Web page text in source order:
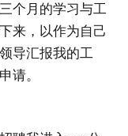
个月的学习与工
来，以作为自己
导汇报我的工
请。